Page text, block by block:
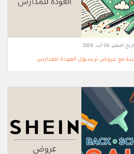
النشر: 06 آب, 2026
مع عروض ترينديول العودة للمدارس